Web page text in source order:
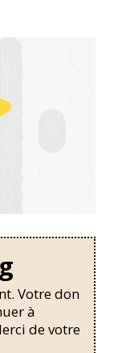
Votre don
à
de votre